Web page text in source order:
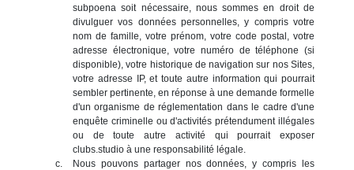
subpoena soit nécessaire, nous sommes en droit de
divulguer vos données personnelles, y compris votre
nom de famille, votre prénom, votre code postal, votre
adresse électronique, votre numéro de téléphone (si
disponible), votre historique de navigation sur nos Sites,
votre adresse IP, et toute autre information qui pourrait
sembler pertinente, en réponse à une demande formelle
d'un organisme de réglementation dans le cadre d'une
enquête criminelle ou d'activités prétendument illégales
ou de toute autre activité qui pourrait exposer
clubs.studio à une responsabilité légale.
Nous pouvons partager nos données, y compris les